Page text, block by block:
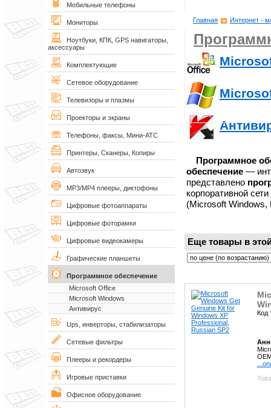
Мобильные телефоны
Мониторы
Ноутбуки, КПК, GPS навигаторы,
аксессуары
Комплектующие
Сетевое оборудование
Телевизоры и плазмы
Проекторы и экраны
Телефоны, факсы, Мини-АТС
Принтеры, Сканеры, Копиры
Автозвук
MP3/MP4 плееры, диктофоны
Цифровые фотоаппараты
Цифровые фоторамки
Цифровые видеокамеры
Графические планшеты
Программное обеспечение
Microsoft Office
Microsoft Windows
Антивирус
Ups, инверторы, стабилизаторы
Сетевые фильтры
Плееры и рекордеры
Игровые приставки
Офисное оборудование
Главная Интернет -
Программное
обеспечение —
представлено
корпоративной
(Microsoft Windows,
Еще товары в
Код